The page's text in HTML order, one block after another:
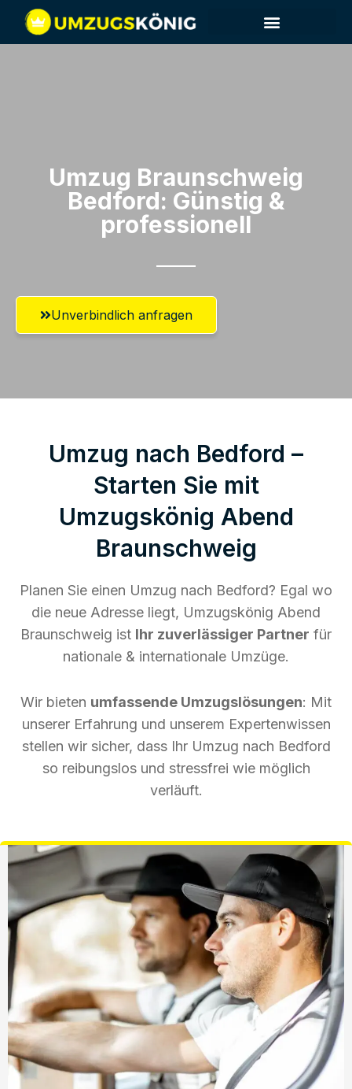
Umzug Braunschweig​
Bedford: Günstig &
professionell​
Unverbindlich anfragen
Umzug nach Bedford –
Starten Sie mit
Umzugskönig Abend
Braunschweig
Planen Sie einen Umzug nach Bedford? Egal wo
die neue Adresse liegt, Umzugskönig Abend
Braunschweig ist Ihr zuverlässiger Partner für
nationale & internationale Umzüge.
Wir bieten umfassende Umzugslösungen: Mit
unserer Erfahrung und unserem Expertenwissen
stellen wir sicher, dass Ihr Umzug nach Bedford
so reibungslos und stressfrei wie möglich
verläuft.